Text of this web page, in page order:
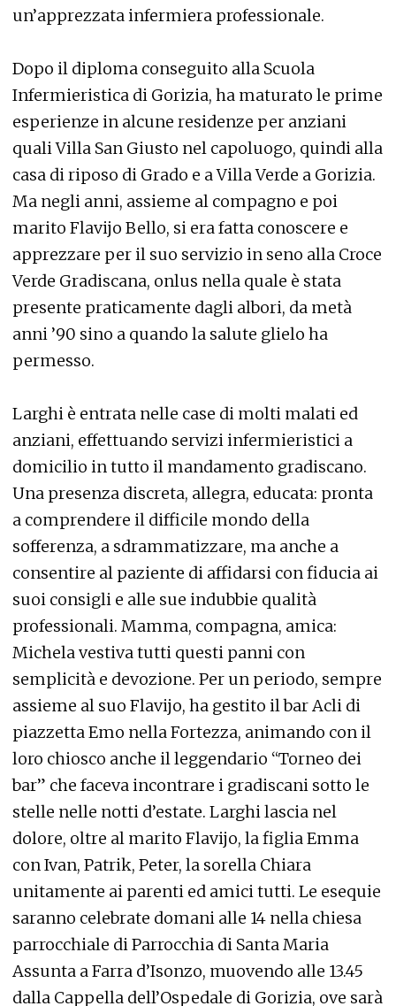
un’apprezzata infermiera professionale.
Dopo il diploma conseguito alla Scuola
Infermieristica di Gorizia, ha maturato le prime
esperienze in alcune residenze per anziani
quali Villa San Giusto nel capoluogo, quindi alla
casa di riposo di Grado e a Villa Verde a Gorizia.
Ma negli anni, assieme al compagno e poi
marito Flavijo Bello, si era fatta conoscere e
apprezzare per il suo servizio in seno alla Croce
Verde Gradiscana, onlus nella quale è stata
presente praticamente dagli albori, da metà
anni ’90 sino a quando la salute glielo ha
permesso.
Larghi è entrata nelle case di molti malati ed
anziani, effettuando servizi infermieristici a
domicilio in tutto il mandamento gradiscano.
Una presenza discreta, allegra, educata: pronta
a comprendere il difficile mondo della
sofferenza, a sdrammatizzare, ma anche a
consentire al paziente di affidarsi con fiducia ai
suoi consigli e alle sue indubbie qualità
professionali. Mamma, compagna, amica:
Michela vestiva tutti questi panni con
semplicità e devozione. Per un periodo, sempre
assieme al suo Flavijo, ha gestito il bar Acli di
piazzetta Emo nella Fortezza, animando con il
loro chiosco anche il leggendario “Torneo dei
bar” che faceva incontrare i gradiscani sotto le
stelle nelle notti d’estate. Larghi lascia nel
dolore, oltre al marito Flavijo, la figlia Emma
con Ivan, Patrik, Peter, la sorella Chiara
unitamente ai parenti ed amici tutti. Le esequie
saranno celebrate domani alle 14 nella chiesa
parrocchiale di Parrocchia di Santa Maria
Assunta a Farra d’Isonzo, muovendo alle 13.45
dalla Cappella dell’Ospedale di Gorizia, ove sarà